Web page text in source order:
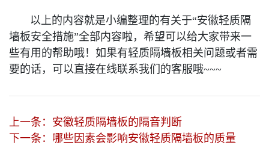
以上的内容就是小编整理的有关于“安徽轻质隔
墙板安全措施”全部内容啦，希望可以给大家带来一
些有用的帮助哦！如果有轻质隔墙板相关问题或者需
要的话，可以直接在线联系我们的客服哦~~~
上一条： 安徽轻质隔墙板的隔音判断
下一条： 哪些因素会影响安徽轻质隔墙板的质量